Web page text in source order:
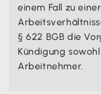
einem Fall zu
§ 622 BGB die
Kündigung
Arbeitnehmer.